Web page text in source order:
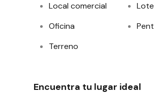
Local comercial
Oficina
Terreno
Encuentra tu lugar ideal